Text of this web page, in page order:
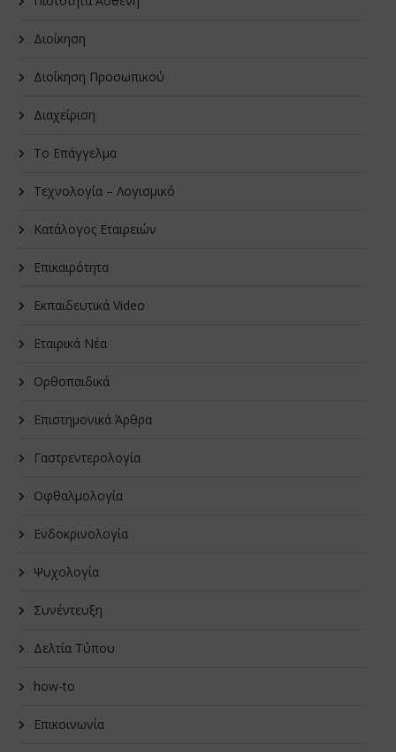
Διοίκηση
Διοίκηση Προσωπικού
Διαχείριση
Το Επάγγελμα
Τεχνολογία – Λογισμικό
Κατάλογος Εταιρειών
Επικαιρότητα
Εκπαιδευτικά Video
Εταιρικά Νέα
Oρθοπαιδικά
Επιστημονικά Άρθρα
Γαστρεντερολογία
Οφθαλμολογία
Ενδοκρινολογία
Ψυχολογία
Συνέντευξη
Δελτία Τύπου
how-to
Επικοινωνία